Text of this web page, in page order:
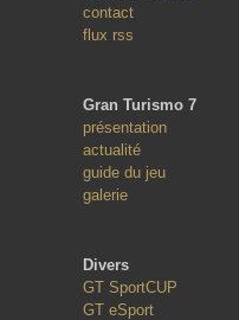
contact
flux rss
Gran Turismo 7
présentation
actualité
guide du jeu
galerie
Divers
GT SportCUP
GT eSport